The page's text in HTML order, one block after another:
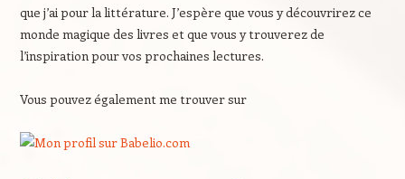
que j’ai pour la littérature. J’espère que vous y découvrirez ce
monde magique des livres et que vous y trouverez de
l’inspiration pour vos prochaines lectures.
Vous pouvez également me trouver sur